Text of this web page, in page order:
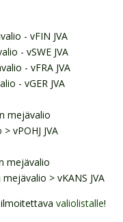
- vFIN JVA
- vSWE JVA
- vFRA JVA
- vGER JVA
mejävalio
vPOHJ JVA
mejävalio
> vKANS JVA
valiolistalle!